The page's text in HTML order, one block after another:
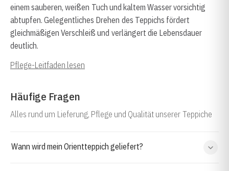
einem sauberen, weißen Tuch und kaltem Wasser vorsichtig
abtupfen. Gelegentliches Drehen des Teppichs fördert
gleichmäßigen Verschleiß und verlängert die Lebensdauer
deutlich.
Pflege-Leitfaden lesen
Häufige Fragen
Alles rund um Lieferung, Pflege und Qualität unserer Teppiche
Wann wird mein Orientteppich geliefert?